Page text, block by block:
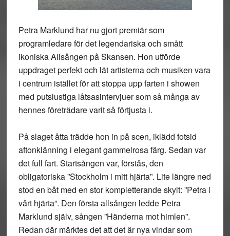
Petra Marklund har nu gjort premiär som
programledare för det legendariska och smått
ikoniska Allsången på Skansen. Hon utförde
uppdraget perfekt och lät artisterna och musiken vara
i centrum istället för att stoppa upp farten i showen
med putslustiga låtsasintervjuer som så många av
hennes företrädare varit så förtjusta i.
På slaget åtta trädde hon in på scen, iklädd fotsid
aftonklänning i elegant gammelrosa färg. Sedan var
det full fart. Startsången var, förstås, den
obligatoriska ”Stockholm i mitt hjärta”. Lite längre ned
stod en båt med en stor kompletterande skylt: ”Petra i
vårt hjärta”. Den första allsången ledde Petra
Marklund själv, sången ”Händerna mot himlen”.
Redan där märktes det att det är nya vindar som